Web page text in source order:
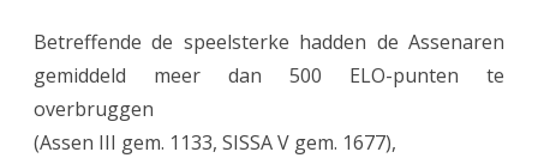
.
Betreffende de speelsterke hadden de Assenaren
gemiddeld meer dan 500 ELO-punten te
overbruggen
(Assen III gem. 1133, SISSA V gem. 1677),